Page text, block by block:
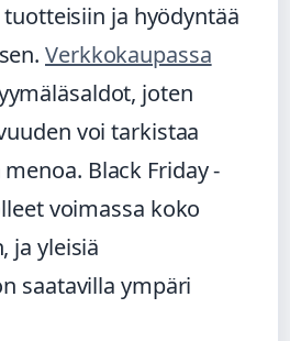
ja hyödyntää
Verkkokaupassa
joten
voi tarkistaa
Black Friday -
voimassa koko
ja yleisiä
saatavilla ympäri